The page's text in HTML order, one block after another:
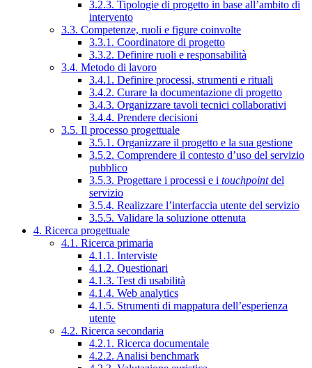
3.2.3. Tipologie di progetto in base all’ambito di
intervento
3.3. Competenze, ruoli e figure coinvolte
3.3.1. Coordinatore di progetto
3.3.2. Definire ruoli e responsabilità
3.4. Metodo di lavoro
3.4.1. Definire processi, strumenti e rituali
3.4.2. Curare la documentazione di progetto
3.4.3. Organizzare tavoli tecnici collaborativi
3.4.4. Prendere decisioni
3.5. Il processo progettuale
3.5.1. Organizzare il progetto e la sua gestione
3.5.2. Comprendere il contesto d’uso del servizio
pubblico
3.5.3. Progettare i processi e i touchpointdel
servizio
3.5.4. Realizzare l’interfaccia utente del servizio
3.5.5. Validare la soluzione ottenuta
4. Ricerca progettuale
4.1. Ricerca primaria
4.1.1. Interviste
4.1.2. Questionari
4.1.3. Test di usabilità
4.1.4. Web analytics
4.1.5. Strumenti di mappatura dell’esperienza
utente
4.2. Ricerca secondaria
4.2.1. Ricerca documentale
4.2.2. Analisi benchmark